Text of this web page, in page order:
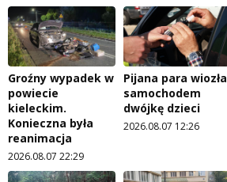
Groźny wypadek w
powiecie
kieleckim.
Konieczna była
reanimacja
2026.08.07 22:29
Pijana para wiozła
samochodem
dwójkę dzieci
2026.08.07 12:26